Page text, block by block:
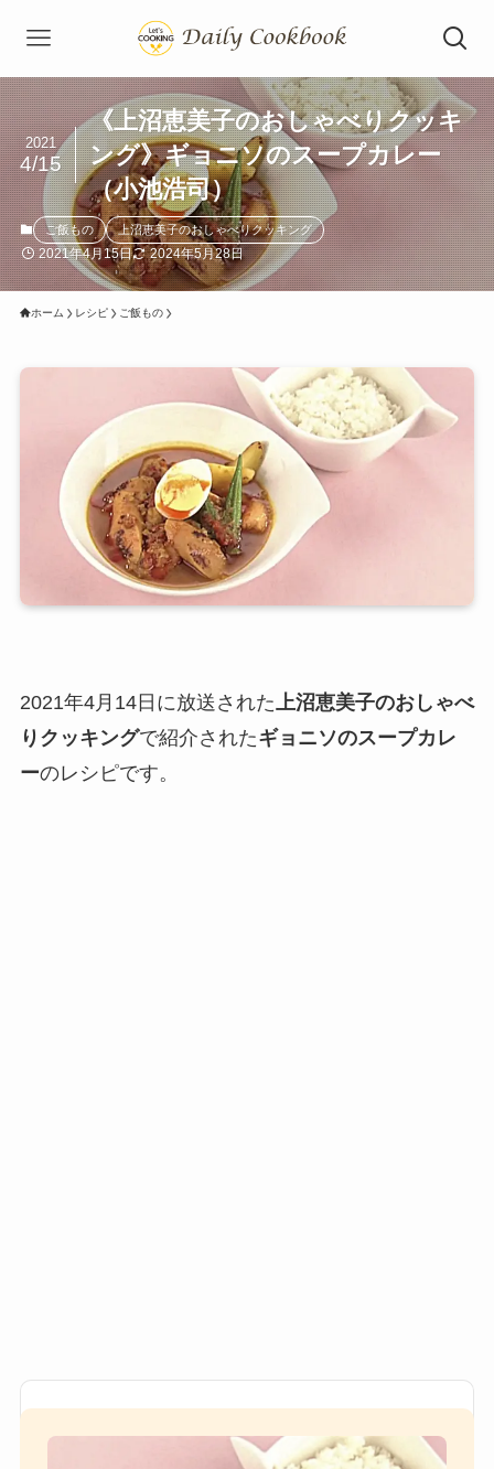
《上沼恵美子のおしゃべりクッキ
ング》ギョニソのスープカレー
（小池浩司）
2021
4/15
ご飯もの 上沼恵美子のおしゃべりクッキング
2021年4月15日 2024年5月28日
ホーム レシピ ご飯もの
2021年4月14日に放送された 上沼恵美子のおしゃべ
りクッキングで紹介されたギョニソのスープカレ
ーのレシピです。